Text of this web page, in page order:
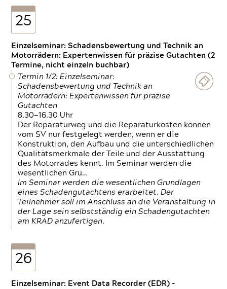
25
Einzelseminar: Schadensbewertung und Technik an
Motorrädern: Expertenwissen für präzise Gutachten (2
Termine, nicht einzeln buchbar)
Termin 1/2: Einzelseminar:
Schadensbewertung und Technik an
Motorrädern: Expertenwissen für präzise
Gutachten
8.30—16.30 Uhr
Der Reparaturweg und die Reparaturkosten können
vom SV nur festgelegt werden, wenn er die
Konstruktion, den Aufbau und die unterschiedlichen
Qualitätsmerkmale der Teile und der Ausstattung
des Motorrades kennt. Im Seminar werden die
wesentlichen Gru…
Im Seminar werden die wesentlichen Grundlagen
eines Schadengutachtens erarbeitet. Der
Teilnehmer soll im Anschluss an die Veranstaltung in
der Lage sein selbstständig ein Schadengutachten
am KRAD anzufertigen.
26
Einzelseminar: Event Data Recorder (EDR) –